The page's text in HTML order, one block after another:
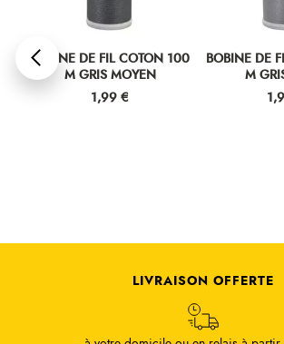
BOBINE DE FIL COTON 100
M GRIS MOYEN
Prix
1,99 €
BOBINE DE
M
LIVRAISON OFFERTE